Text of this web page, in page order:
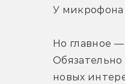
У
Но главное
новых